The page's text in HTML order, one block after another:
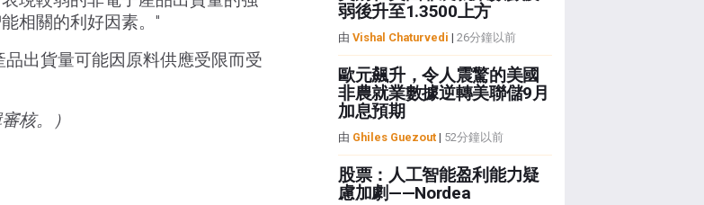
相關的利好因素。"
出貨量可能因原料供應受限而受
核。）
弱後升至1.3500上方
由 Vishal Chaturvedi | 26分鐘以前
歐元飆升，令人震驚的美國
非農就業數據逆轉美聯儲9月
加息預期
由 Ghiles Guezout| 52分鐘以前
股票：人工智能盈利能力疑
慮加劇——Nordea